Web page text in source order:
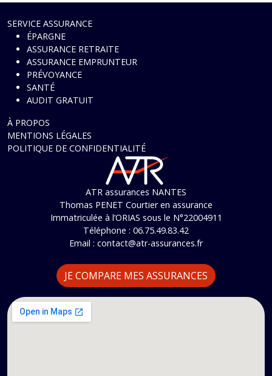
SERVICE ASSURANCE
ÉPARGNE
ASSURANCE RETRAITE
ASSURANCE EMPRUNTEUR
PRÉVOYANCE
SANTÉ
AUDIT GRATUIT
À PROPOS
MENTIONS LÉGALES
POLITIQUE DE CONFIDENTIALITÉ
ATR assurances NANTES
Thomas PENET Courtier en assurance
Immatriculée à l’ORIAS sous le N°22004911
Téléphone : 06.75.49.83.42
Email : contact@atr-assurances.fr
JE COMPARE MES ASSURANCES